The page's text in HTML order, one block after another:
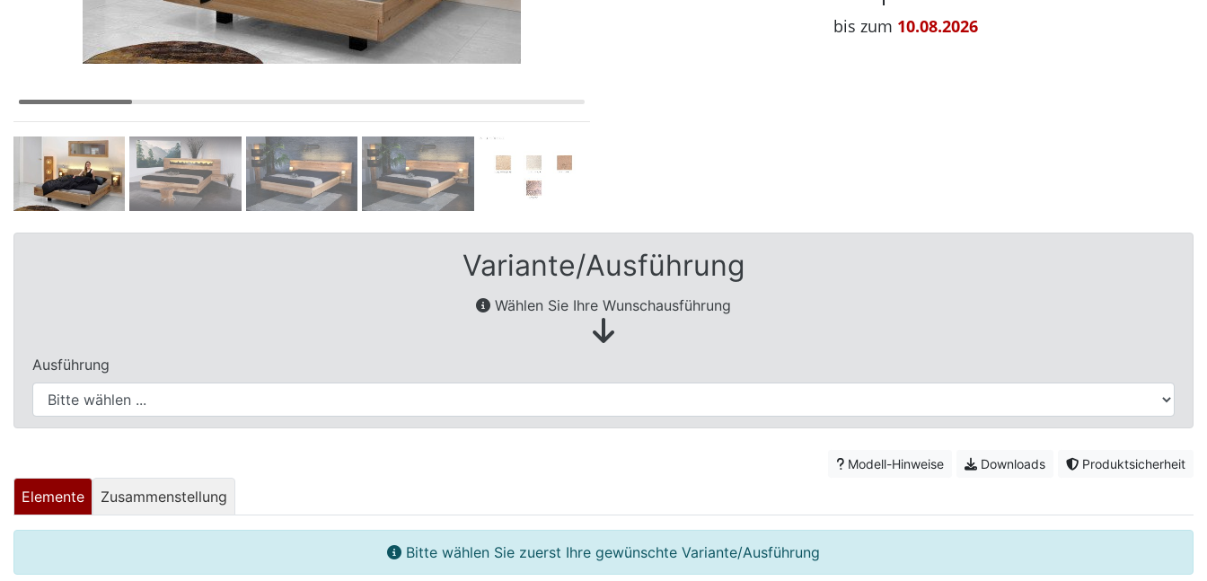
bis zum 10.08.2026
Variante/Ausführung
Wählen Sie Ihre Wunschausführung
Ausführung
Modell-Hinweise Downloads Produktsicherheit
Elemente Zusammenstellung
Bitte wählen Sie zuerst Ihre gewünschte Variante/Ausführung
Finanzierung
Letz-
Deals
Betten
Massivholzbetten
Kommoden
Nachttische
&